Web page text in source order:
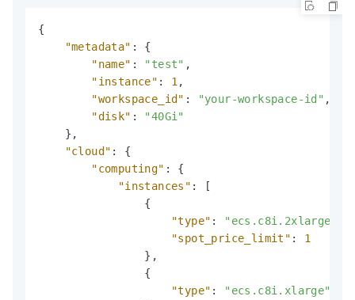
{
"metadata" :
{
"name" : "test" ,
"instance" : 1 ,
"workspace_id" : "your-workspace-id" ,
"disk" :
"40Gi"
} ,
"cloud" :
{
"computing" :
{
"instances" :
[
{
"type" : "ecs.c8i.2xlarge"
"spot_price_limit" :
1
} ,
{
"type" :
"ecs.c8i.xlarge"